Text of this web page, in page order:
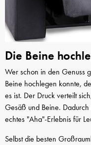
Die Beine
Wer schon in den Genuss
Beine hochlegen konnte,
es ist. Der Druck verteilt
Gesäß und Beine.
echtes "Aha"-Erlebnis für
Selbst die besten